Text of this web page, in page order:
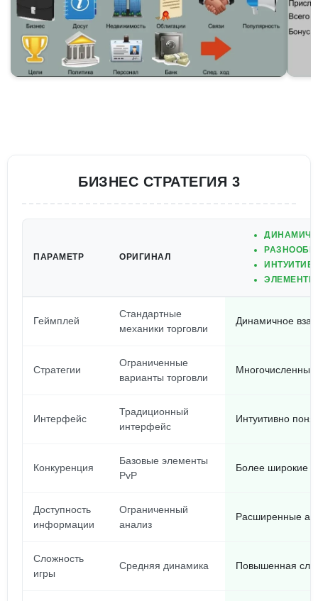
БИЗНЕС СТРАТЕГИЯ 3
ПАРАМЕТР ОРИГИНАЛ
ЭЛЕМЕНТЫ
Геймплей
Стандартные
механики торговли
Динамичное
Стратегии
Ограниченные
варианты торговли
Многочисленные
Интерфейс
Традиционный
интерфейс
Интуитивно
Конкуренция
Базовые элементы
PvP
Более широкие
Доступность
информации
Ограниченный
анализ
Расширенные
Сложность
игры
Средняя динамика Повышенная